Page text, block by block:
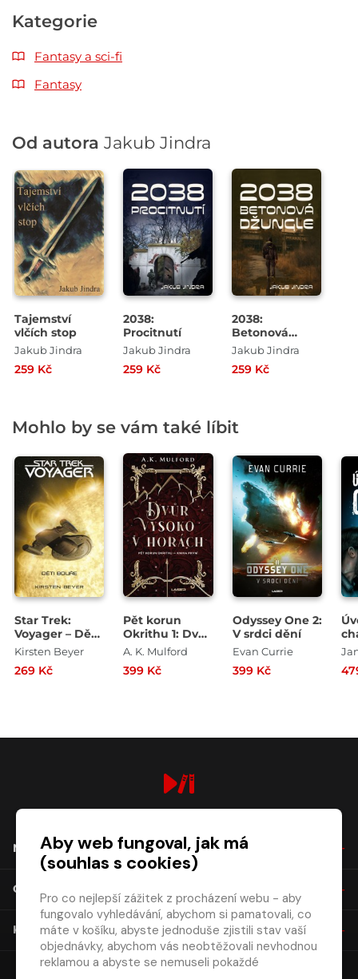
Kategorie
Fantasy a sci-fi
Fantasy
Od autora Jakub Jindra
Tajemství
vlčích stop
Jakub Jindra
259 Kč
2038:
Procitnutí
Jakub Jindra
259 Kč
2038:
Betonová
džungle
Jakub Jindra
259 Kč
Mohlo by se vám také líbit
Star Trek:
Voyager – Děti
bouře
Kirsten Beyer
269 Kč
Pět korun
Okrithu 1: Dvůr
vysoko v
A. K. Mulford
399 Kč
Odyssey One 2:
V srdci dění
Evan Currie
399 Kč
NÁKUP
O SPOLEČNOSTI
KONTAKT
Aby web fungoval, jak má
(souhlas s cookies)
Pro co nejlepší zážitek z procházení webu - aby
fungovalo vyhledávání, abychom si pamatovali, co
máte v košíku, abyste jednoduše zjistili stav vaší
objednávky, abychom vás neobtěžovali nevhodnou
reklamou a abyste se nemuseli pokaždé